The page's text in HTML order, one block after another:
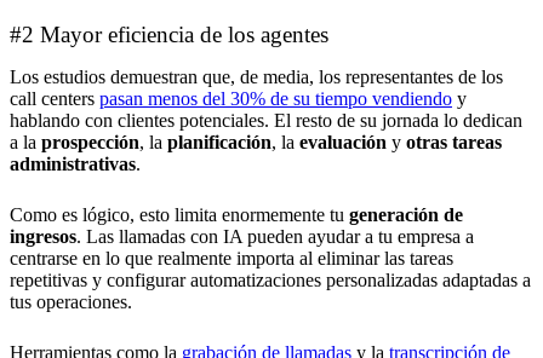
#2 Mayor eficiencia de los agentes
Los estudios demuestran que, de media, los representantes de los
call centers pasan menos del 30% de su tiempo vendiendo y
hablando con clientes potenciales. El resto de su jornada lo dedican
a la prospección, la planificación, la evaluación y otras tareas
administrativas.
Como es lógico, esto limita enormemente tu generación de
ingresos. Las llamadas con IA pueden ayudar a tu empresa a
centrarse en lo que realmente importa al eliminar las tareas
repetitivas y configurar automatizaciones personalizadas adaptadas a
tus operaciones.
Herramientas como la grabación de llamadas y la transcripción de